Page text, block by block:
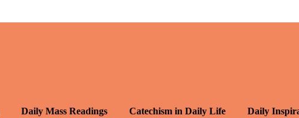
Daily Mass Readings Catechism in Daily Life Daily